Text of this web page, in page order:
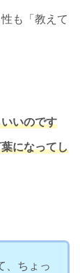
も「教えて
いのです
になってし
、ちょっ